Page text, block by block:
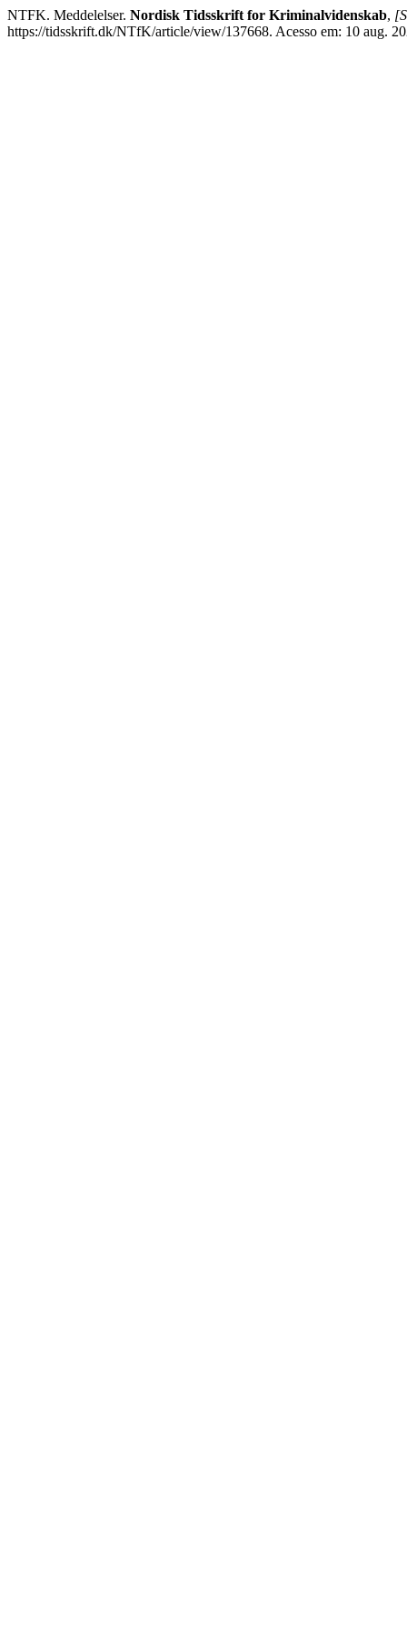
NTFK. Meddelelser. Nordisk Tidsskrift for Kriminalvidenskab,
https://tidsskrift.dk/NTfK/article/view/137668. Acesso em: 10 aug.